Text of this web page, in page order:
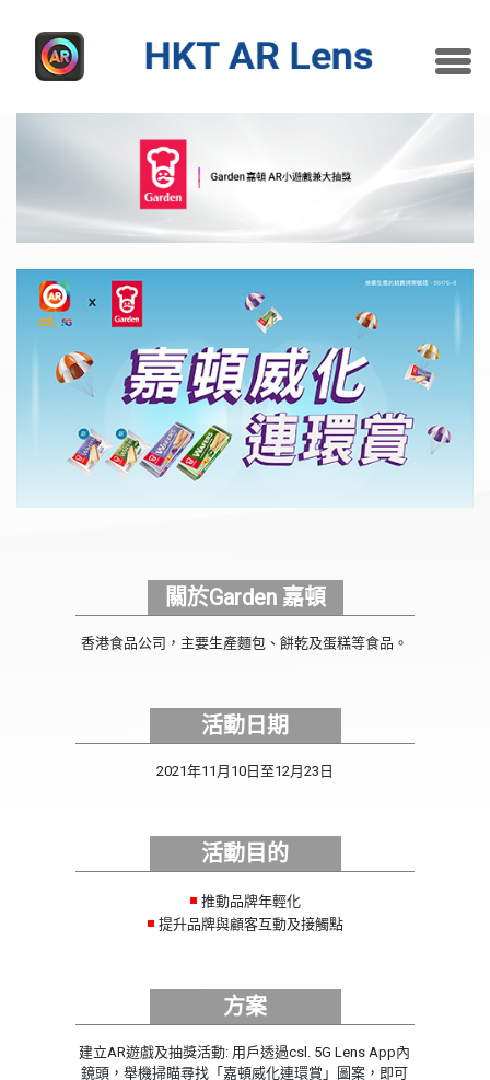
關於Garden 嘉頓
香港食品公司，主要生產麵包、餅乾及蛋糕等食品。
活動日期
2021年11月10日至12月23日
活動目的
推動品牌年輕化
提升品牌與顧客互動及接觸點
方案
建立AR遊戲及抽獎活動: 用戶透過csl. 5G Lens App內
鏡頭，舉機掃瞄尋找「嘉頓威化連環賞」圖案，即可